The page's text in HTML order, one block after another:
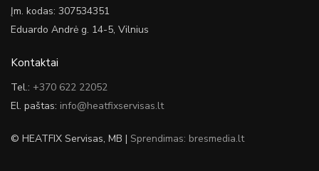
Įm. kodas: 307534351
Eduardo Andrė g. 14-5, Vilnius
Kontaktai
Tel.: +370 622 22052
El. paštas: info@heatfixservisas.lt
© HEATFIX Servisas, MB | Sprendimas: bresmedia.lt